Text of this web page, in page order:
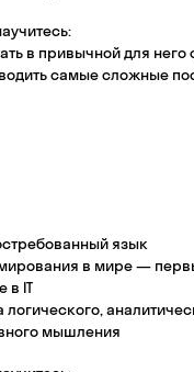
в привычной для него
самые сложные
язык
в мире —
в IT
логического,
мышления